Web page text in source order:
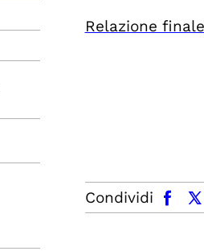
Relazione finale
Condividi
facebook x.com